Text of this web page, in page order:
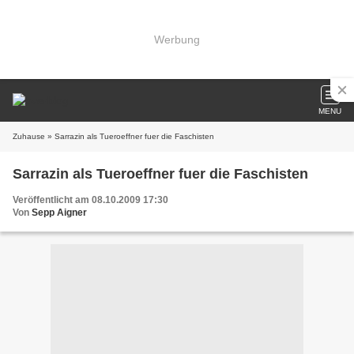
Werbung
MENU
Zuhause » Sarrazin als Tueroeffner fuer die Faschisten
Sarrazin als Tueroeffner fuer die Faschisten
Veröffentlicht am 08.10.2009 17:30
Von Sepp Aigner